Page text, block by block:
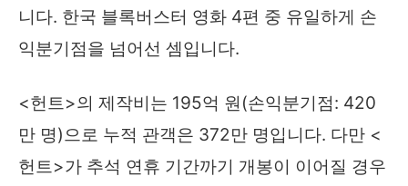
니다. 한국 블록버스터 영화 4편 중 유일하게 손
익분기점을 넘어선 셈입니다.
<헌트>의 제작비는 195억 원(손익분기점: 420
만 명)으로 누적 관객은 372만 명입니다. 다만 <
헌트>가 추석 연휴 기간까기 개봉이 이어질 경우